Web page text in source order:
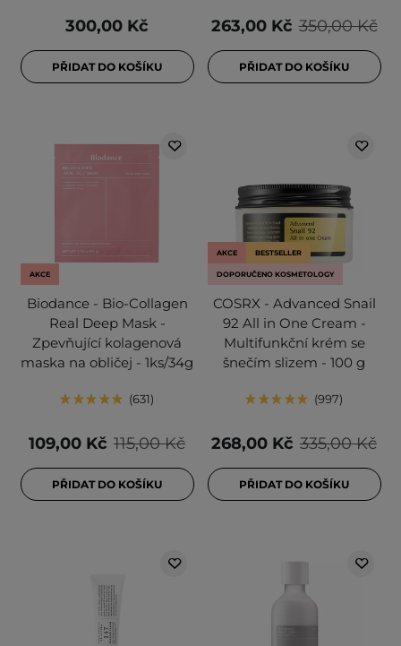
300,00 Kč
PŘIDAT DO KOŠÍKU
350,00 Kč
263,00 Kč
PŘIDAT DO KOŠÍKU
AKCE
Biodance - Bio-Collagen
Real Deep Mask -
Zpevňující kolagenová
maska na obličej - 1ks/34g
631
115,00 Kč
109,00 Kč
PŘIDAT DO KOŠÍKU
AKCE BESTSELLER
DOPORUČENO KOSMETOLOGY
COSRX - Advanced Snail
92 All in One Cream -
Multifunkční krém se
šnečím slizem - 100 g
997
335,00 Kč
268,00 Kč
PŘIDAT DO KOŠÍKU